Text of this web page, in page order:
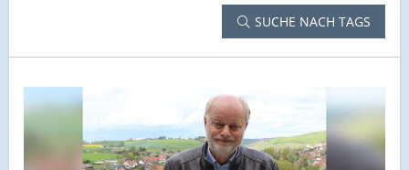
SUCHE NACH TAGS